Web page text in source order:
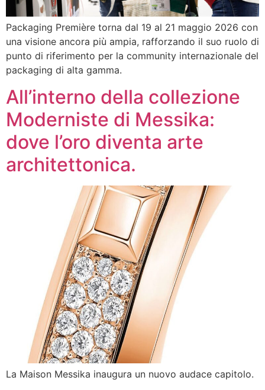
Packaging Première torna dal 19 al 21 maggio 2026 con
una visione ancora più ampia, rafforzando il suo ruolo di
punto di riferimento per la community internazionale del
packaging di alta gamma.
All’interno della collezione
Moderniste di Messika:
dove l’oro diventa arte
architettonica.
La Maison Messika inaugura un nuovo audace capitolo.